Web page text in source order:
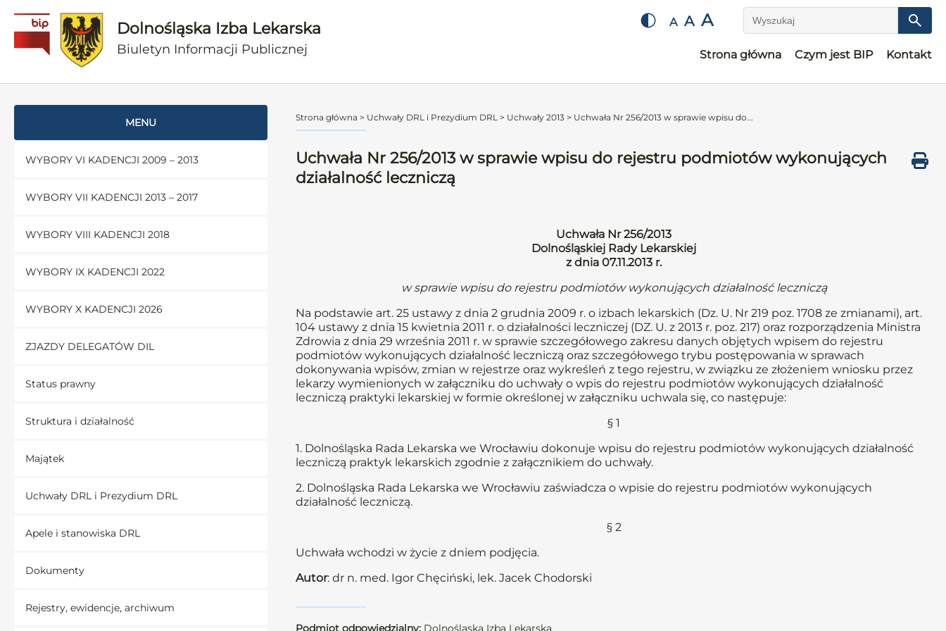
Dolnośląska Izba Lekarska
Biuletyn Informacji Publicznej
A A A Wyszukaj
Strona główna Czym jest BIP Kontakt
MENU
WYBORY VI KADENCJI 2009 – 2013
WYBORY VII KADENCJI 2013 – 2017
WYBORY VIII KADENCJI 2018
WYBORY IX KADENCJI 2022
WYBORY X KADENCJI 2026
ZJAZDY DELEGATÓW DIL
Status prawny
Struktura i działalność
Majątek
Uchwały DRL i Prezydium DRL
Apele i stanowiska DRL
Dokumenty
Rejestry, ewidencje, archiwum
Strona główna > Uchwały DRL i Prezydium DRL > Uchwały 2013 > Uchwała Nr 256/2013 w sprawie wpisu do...
Uchwała Nr 256/2013 w sprawie wpisu do rejestru podmiotów wykonujących
działalność leczniczą
Uchwała Nr 256/2013
Dolnośląskiej Rady Lekarskiej
z dnia 07.11.2013 r.
w sprawie wpisu do rejestru podmiotów wykonujących działalność leczniczą
Na podstawie art. 25 ustawy z dnia 2 grudnia 2009 r. o izbach lekarskich (Dz. U. Nr 219 poz. 1708 ze zmianami), art.
104 ustawy z dnia 15 kwietnia 2011 r. o działalności leczniczej (DZ. U. z 2013 r. poz. 217) oraz rozporządzenia Ministra
Zdrowia z dnia 29 września 2011 r. w sprawie szczegółowego zakresu danych objętych wpisem do rejestru
podmiotów wykonujących działalność leczniczą oraz szczegółowego trybu postępowania w sprawach
dokonywania wpisów, zmian w rejestrze oraz wykreśleń z tego rejestru, w związku ze złożeniem wniosku przez
lekarzy wymienionych w załączniku do uchwały o wpis do rejestru podmiotów wykonujących działalność
leczniczą praktyki lekarskiej w formie określonej w załączniku uchwala się, co następuje:
§ 1
1. Dolnośląska Rada Lekarska we Wrocławiu dokonuje wpisu do rejestru podmiotów wykonujących działalność
leczniczą praktyk lekarskich zgodnie z załącznikiem do uchwały.
2. Dolnośląska Rada Lekarska we Wrocławiu zaświadcza o wpisie do rejestru podmiotów wykonujących
działalność leczniczą.
§ 2
Uchwała wchodzi w życie z dniem podjęcia.
Autor: dr n. med. Igor Chęciński, lek. Jacek Chodorski
Podmiot odpowiedzialny: Dolnośląska Izba Lekarska